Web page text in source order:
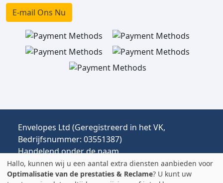
E-mail Ons Nu
Envelopes Ltd (Geregistreerd in het VK,
Bedrijfsnummer: 03551387)
Handelend onder de naam
envelopespackaging.nl | Verzending vanuit het
VK naar Nederland
Hallo, kunnen wij u een aantal extra diensten aanbieden voor
Optimalisatie van de prestaties & Reclame? U kunt uw